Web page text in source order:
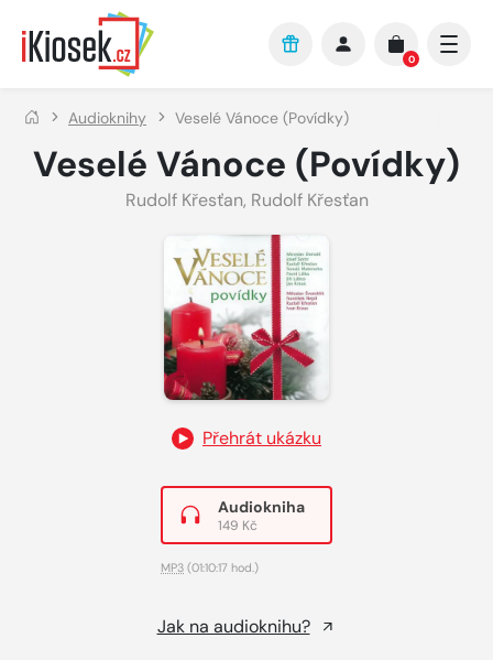
Přejít na hlavní obsah
0
Audioknihy Veselé Vánoce (Povídky)
Veselé Vánoce (Povídky)
Rudolf Křesťan, Rudolf Křesťan
Přehrát ukázku
Audiokniha
149 Kč
MP3 (01:10:17 hod.)
Jak na audioknihu?